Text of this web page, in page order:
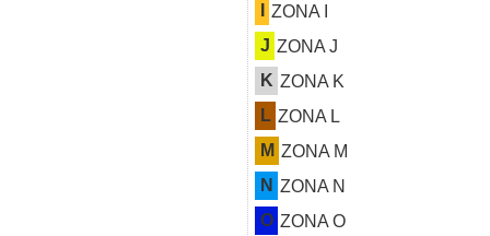
ZONA I
J ZONA J
K ZONA K
L ZONA L
M ZONA M
N ZONA N
O ZONA O